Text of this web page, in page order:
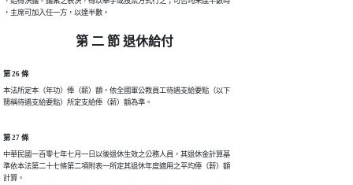
，主席可加入任一方，以達半數。
第 二 節 退休給付
第 26 條
本法所定本（年功）俸（薪）額，依全國軍公教員工待遇支給要點（以下
簡稱待遇支給要點）所定支給俸（薪）額為準。
第 27 條
中華民國一百零七年七月一日以後退休生效之公務人員，其退休金計算基
準依本法第二十七條第二項附表一所定其退休年度適用之平均俸（薪）額
計算。